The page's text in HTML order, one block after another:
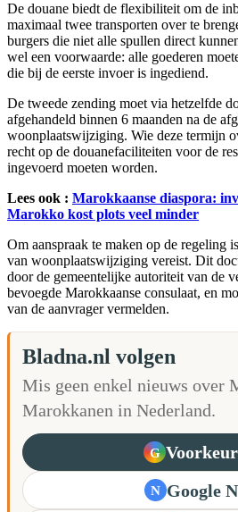
De douane biedt de flexibiliteit om de
maximaal twee transporten over te
burgers die niet alle spullen direct
wel een voorwaarde: alle goederen
die bij de eerste invoer is ingediend.
De tweede zending moet via hetzelfde
afgehandeld binnen 6 maanden na de
woonplaatswijziging. Wie deze termijn
recht op de douanefaciliteiten voor de
ingevoerd moeten worden.
Lees ook : Marokkaanse diaspora:
Marokko kost plots veel minder
Om aanspraak te maken op de regeling
van woonplaatswijziging vereist. Dit
door de gemeentelijke autoriteit van de
bevoegde Marokkaanse consulaat, en
van de aanvrager vermelden.
Bladna.nl volgen
Mis geen enkel nieuws over
Marokkanen in Nederland.
G
N Google